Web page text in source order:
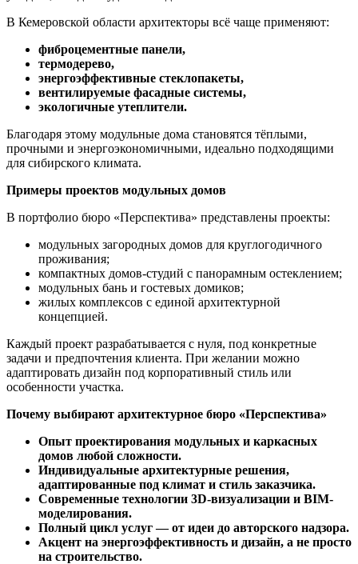
В Кемеровской области архитекторы всё чаще применяют:
фиброцементные панели,
термодерево,
энергоэффективные стеклопакеты,
вентилируемые фасадные системы,
экологичные утеплители.
Благодаря этому модульные дома становятся тёплыми,
прочными и энергоэкономичными, идеально подходящими
для сибирского климата.
Примеры проектов модульных домов
В портфолио бюро «Перспектива» представлены проекты:
модульных загородных домов для круглогодичного
проживания;
компактных домов-студий с панорамным остеклением;
модульных бань и гостевых домиков;
жилых комплексов с единой архитектурной
концепцией.
Каждый проект разрабатывается с нуля, под конкретные
задачи и предпочтения клиента. При желании можно
адаптировать дизайн под корпоративный стиль или
особенности участка.
Почему выбирают архитектурное бюро «Перспектива»
Опыт проектирования модульных и каркасных
домов любой сложности.
Индивидуальные архитектурные решения,
адаптированные под климат и стиль заказчика.
Современные технологии 3D-визуализации и BIM-
моделирования.
Полный цикл услуг — от идеи до авторского надзора.
Акцент на энергоэффективность и дизайн, а не просто
на строительство.